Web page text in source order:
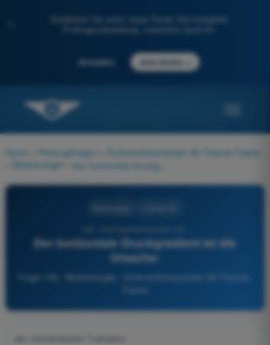
Entdecken Sie unser neues Portal: Ihre komplette
Prüfungsvorbereitung, unterstützt durch KI.
Anmelden Jetzt starten
Home Prüfungsfragen
Drohnenführerschein A2 Theorie-Trainer
Meteorologie
Der horizontale Druckgradient ist die
Ursache:
Frage 108 - Meteorologie - Drohnenführerschein A2 Theorie-